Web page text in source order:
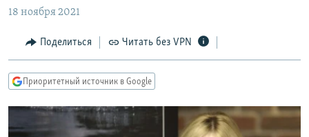
навигации
Вернутся
КУЛЬТУРА
IDEL.РЕАЛИИ
КАВКАЗ.РЕАЛИИ
СИБИРЬ.РЕАЛИИ
18 ноября 2021
Поделиться Читать без VPN
Приоритетный источник в Google